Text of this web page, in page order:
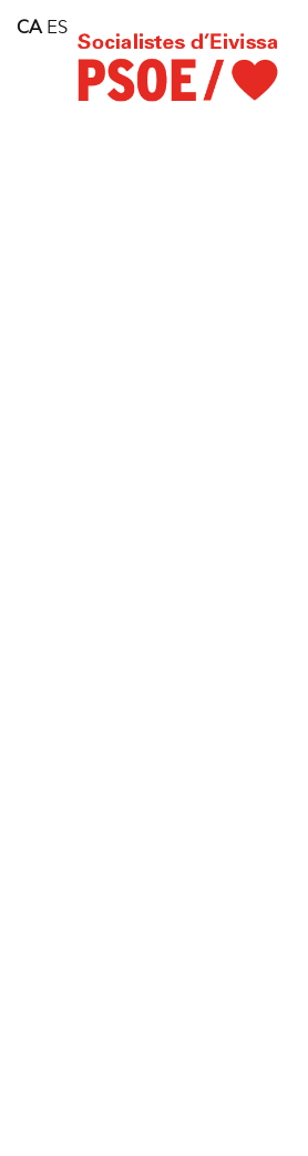
Consell Insular d'Eivissa
Services
CA ES